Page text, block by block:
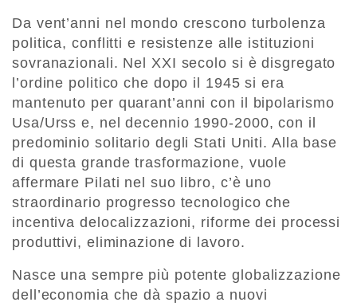
Da vent’anni nel mondo crescono turbolenza
politica, conflitti e resistenze alle istituzioni
sovranazionali. Nel XXI secolo si è disgregato
l’ordine politico che dopo il 1945 si era
mantenuto per quarant’anni con il bipolarismo
Usa/Urss e, nel decennio 1990-2000, con il
predominio solitario degli Stati Uniti. Alla base
di questa grande trasformazione, vuole
affermare Pilati nel suo libro, c’è uno
straordinario progresso tecnologico che
incentiva delocalizzazioni, riforme dei processi
produttivi, eliminazione di lavoro.
Nasce una sempre più potente globalizzazione
dell’economia che dà spazio a nuovi